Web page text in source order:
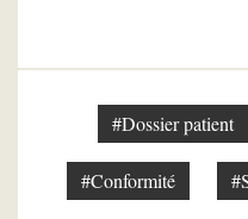
#Dossier patient
#Conformité